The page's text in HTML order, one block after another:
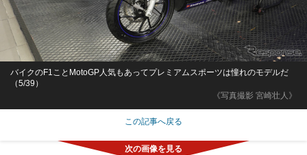
《写真撮影 宮崎壮人》
バイクのF1ことMotoGP人気もあってプレミアムスポーツは憧れのモデルだ
（5/39）
この記事へ戻る